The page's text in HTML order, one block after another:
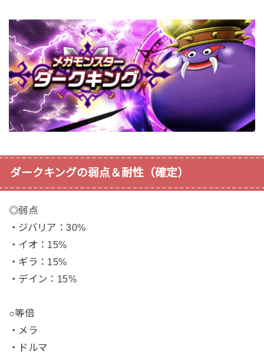
ダークキングの弱点＆耐性（確定）
‪◎弱点‬
‪・ジバリア：30%‬
‪・イオ：15%‬
‪・ギラ：15%‬
‪・デイン：15%
‪○等倍‬
・メラ‬
・ドルマ‬